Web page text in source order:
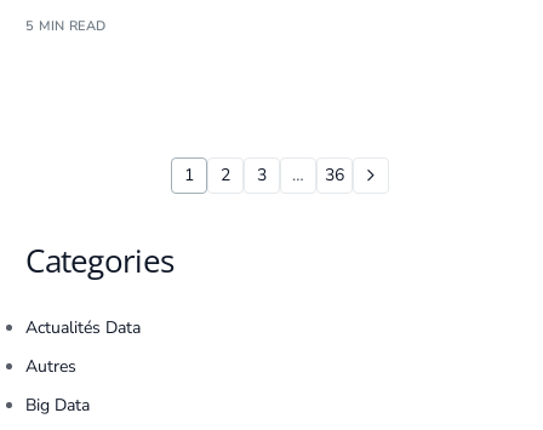
5 MIN READ
1 2 3 … 36
Categories
Actualités Data
Autres
Big Data